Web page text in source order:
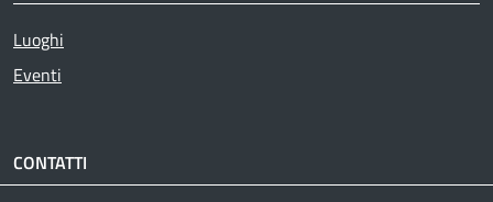
Luoghi
Eventi
CONTATTI